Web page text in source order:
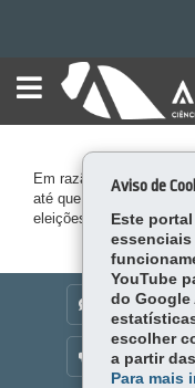
Ir
conteúdo
a
para
busca
Mapa
site
FUNDAÇÃO
ARAUCÁRIA
Em razão da legislação
até que o Tribunal
eleições.
DENUNCIE
OUVIDORIA
Aviso de
Este
essenciais
YouTube
do Google
escolher
a partir
Para mais